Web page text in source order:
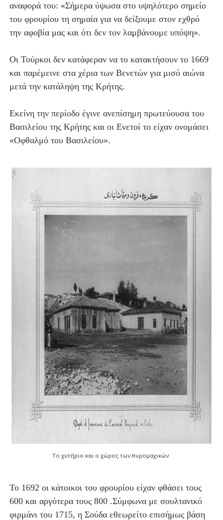
αναφορά του: «Σήμερα ύψωσα στο υψηλότερο σημείο
του φρουρίου τη σημαία για να δείξουμε στον εχθρό
την αφοβία μας και ότι δεν τον λαμβάνουμε υπόψη».
Οι Τούρκοι δεν κατάφεραν να το κατακτήσουν το 1669
και παρέμεινε στα χέρια των Βενετών για μισό αιώνα
μετά την κατάληψη της Κρήτης.
Εκείνη την περίοδο έγινε ανεπίσημη πρωτεύουσα του
Βασιλείου της Κρήτης και οι Ενετοί το είχαν ονομάσει
«Οφθαλμό του Βασιλείου».
Το χυτήριο και ο χώρος των πυρομαχικών
Το 1692 οι κάτοικοι του φρουρίου είχαν φθάσει τους
600 και αργότερα τους 800 .Σύμφωνα με σουλτανικό
φιρμάνι του 1715, η Σούδα εθεωρείτο επισήμως βάση